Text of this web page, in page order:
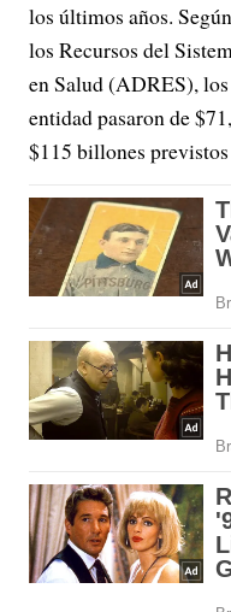
los últimos años.
los Recursos del
en Salud (ADRES),
entidad pasaron de
$115 billones